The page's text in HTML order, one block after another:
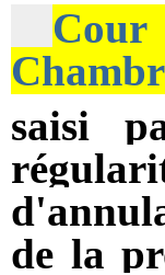
saisi
de la